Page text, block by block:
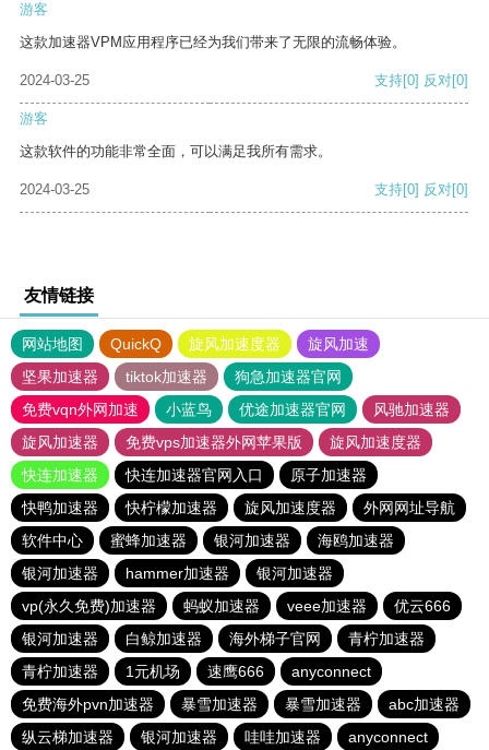
游客
这款加速器VPM应用程序已经为我们带来了无限的流畅体验。
2024-03-25 支持[0] 反对[0]
游客
这款软件的功能非常全面，可以满足我所有需求。
2024-03-25 支持[0] 反对[0]
友情链接
网站地图 QuickQ 旋风加速度器
旋风加速
坚果加速器
tiktok加速器
狗急加速器官网
免费vqn外网加速
小蓝鸟 优途加速器官网
风驰加速器
旋风加速器
免费vps加速器外网苹果版
旋风加速度器
快连加速器
快连加速器官网入口
原子加速器
快鸭加速器
快柠檬加速器 旋风加速度器
外网网址导航
软件中心
蜜蜂加速器 银河加速器
海鸥加速器
银河加速器
hammer加速器
银河加速器
vp(永久免费)加速器
蚂蚁加速器 veee加速器
优云666
银河加速器
白鲸加速器 海外梯子官网
青柠加速器
青柠加速器
1元机场 速鹰666
anyconnect
免费海外pvn加速器
暴雪加速器 暴雪加速器
abc加速器
纵云梯加速器
银河加速器 哇哇加速器 anyconnect